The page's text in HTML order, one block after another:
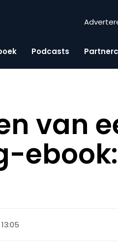
Podcasts
van